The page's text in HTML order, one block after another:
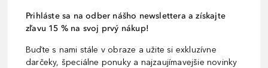
Prihláste sa na odber nášho newslettera a získajte
zľavu 15 % na svoj prvý nákup!
Buďte s nami stále v obraze a užite si exkluzívne
darčeky, špeciálne ponuky a najzaujímavejšie novinky